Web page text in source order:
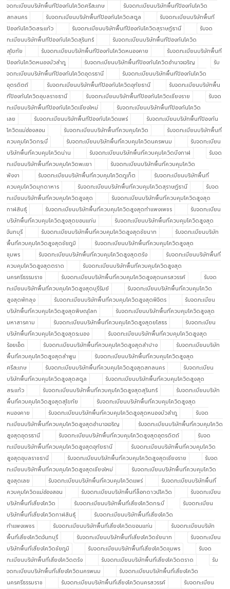
จดทะเบียนบริษัทพื้นทีป้องกันโควิดศรีสะเกษ
รับจดทะเบียนบริษัทพื้นทีป้องกันโควิด
สกลนคร
รับจดทะเบียนบริษัทพื้นทีป้องกันโควิดสตูล
รับจดทะเบียนบริษัทพื้นที
ป้องกันโควิดสระแก้ว
รับจดทะเบียนบริษัทพื้นทีป้องกันโควิดสุราษฎ์ธานี
รับจด
ทะเบียนบริษัทพื้นทีป้องกันโควิดสุรินทร์
รับจดทะเบียนบริษัทพื้นทีป้องกันโควิด
สุโขทัย
รับจดทะเบียนบริษัทพื้นทีป้องกันโควิดหนองคาย
รับจดทะเบียนบริษัทพื้นที
ป้องกันโควิดหนองบัวลำภู
รับจดทะเบียนบริษัทพื้นทีป้องกันโควิดอำนาจเจริญ
รับ
จดทะเบียนบริษัทพื้นทีป้องกันโควิดอุดรธานี
รับจดทะเบียนบริษัทพื้นทีป้องกันโควิด
อุตรดิตถ์
รับจดทะเบียนบริษัทพื้นทีป้องกันโควิดอุทัยธานี
รับจดทะเบียนบริษัทพื้น
ทีป้องกันโควิดอุบลราชธานี
รับจดทะเบียนบริษัทพื้นทีป้องกันโควิดเชียงราย
รับจด
ทะเบียนบริษัทพื้นทีป้องกันโควิดเชียงใหม่
รับจดทะเบียนบริษัทพื้นทีป้องกันโควิด
เลย
รับจดทะเบียนบริษัทพื้นทีป้องกันโควิดแพร่
รับจดทะเบียนบริษัทพื้นทีป้องกัน
โควิดแม่ฮ่องสอน
รับจดทะเบียนบริษัทพื้นที่ควบคุมโควิด
รับจดทะเบียนบริษัทพื้นที่
ควบคุมโควิดกระบี่
รับจดทะเบียนบริษัทพื้นที่ควบคุมโควิดนครพนม
รับจดทะเบียน
บริษัทพื้นที่ควบคุมโควิดน่าน
รับจดทะเบียนบริษัทพื้นที่ควบคุมโควิดบึงกาฬ
รับจด
ทะเบียนบริษัทพื้นที่ควบคุมโควิดพะเยา
รับจดทะเบียนบริษัทพื้นที่ควบคุมโควิด
พังงา
รับจดทะเบียนบริษัทพื้นที่ควบคุมโควิดภูเก็ต
รับจดทะเบียนบริษัทพื้นที่
ควบคุมโควิดมุกดาหาร
รับจดทะเบียนบริษัทพื้นที่ควบคุมโควิดสุราษฎ์ธานี
รับจด
ทะเบียนบริษัทพื้นที่ควบคุมโควิดสูงสุด
รับจดทะเบียนบริษัทพื้นที่ควบคุมโควิดสูงสุด
กาฬสินธุ์
รับจดทะเบียนบริษัทพื้นที่ควบคุมโควิดสูงสุดกำแพงเพชร
รับจดทะเบียน
บริษัทพื้นที่ควบคุมโควิดสูงสุดขอนแก่น
รับจดทะเบียนบริษัทพื้นที่ควบคุมโควิดสูงสุด
จันทบุรี
รับจดทะเบียนบริษัทพื้นที่ควบคุมโควิดสูงสุดชัยนาท
รับจดทะเบียนบริษัท
พื้นที่ควบคุมโควิดสูงสุดชัยภูมิ
รับจดทะเบียนบริษัทพื้นที่ควบคุมโควิดสูงสุด
ชุมพร
รับจดทะเบียนบริษัทพื้นที่ควบคุมโควิดสูงสุดตรัง
รับจดทะเบียนบริษัทพื้นที่
ควบคุมโควิดสูงสุดตราด
รับจดทะเบียนบริษัทพื้นที่ควบคุมโควิดสูงสุด
นครศรีธรรมราช
รับจดทะเบียนบริษัทพื้นที่ควบคุมโควิดสูงสุดนครสวรรค์
รับจด
ทะเบียนบริษัทพื้นที่ควบคุมโควิดสูงสุดบุรีรัมย์
รับจดทะเบียนบริษัทพื้นที่ควบคุมโควิด
สูงสุดพัทลุง
รับจดทะเบียนบริษัทพื้นที่ควบคุมโควิดสูงสุดพิจิตร
รับจดทะเบียน
บริษัทพื้นที่ควบคุมโควิดสูงสุดพิษณุโลก
รับจดทะเบียนบริษัทพื้นที่ควบคุมโควิดสูงสุด
มหาสารคาม
รับจดทะเบียนบริษัทพื้นที่ควบคุมโควิดสูงสุดยโสธร
รับจดทะเบียน
บริษัทพื้นที่ควบคุมโควิดสูงสุดระนอง
รับจดทะเบียนบริษัทพื้นที่ควบคุมโควิดสูงสุด
ร้อยเอ็ด
รับจดทะเบียนบริษัทพื้นที่ควบคุมโควิดสูงสุดลำปาง
รับจดทะเบียนบริษัท
พื้นที่ควบคุมโควิดสูงสุดลำพูน
รับจดทะเบียนบริษัทพื้นที่ควบคุมโควิดสูงสุด
ศรีสะเกษ
รับจดทะเบียนบริษัทพื้นที่ควบคุมโควิดสูงสุดสกลนคร
รับจดทะเบียน
บริษัทพื้นที่ควบคุมโควิดสูงสุดสตูล
รับจดทะเบียนบริษัทพื้นที่ควบคุมโควิดสูงสุด
สระแก้ว
รับจดทะเบียนบริษัทพื้นที่ควบคุมโควิดสูงสุดสุรินทร์
รับจดทะเบียนบริษัท
พื้นที่ควบคุมโควิดสูงสุดสุโขทัย
รับจดทะเบียนบริษัทพื้นที่ควบคุมโควิดสูงสุด
หนองคาย
รับจดทะเบียนบริษัทพื้นที่ควบคุมโควิดสูงสุดหนองบัวลำภู
รับจด
ทะเบียนบริษัทพื้นที่ควบคุมโควิดสูงสุดอำนาจเจริญ
รับจดทะเบียนบริษัทพื้นที่ควบคุมโควิด
สูงสุดอุดรธานี
รับจดทะเบียนบริษัทพื้นที่ควบคุมโควิดสูงสุดอุตรดิตถ์
รับจด
ทะเบียนบริษัทพื้นที่ควบคุมโควิดสูงสุดอุทัยธานี
รับจดทะเบียนบริษัทพื้นที่ควบคุมโควิด
สูงสุดอุบลราชธานี
รับจดทะเบียนบริษัทพื้นที่ควบคุมโควิดสูงสุดเชียงราย
รับจด
ทะเบียนบริษัทพื้นที่ควบคุมโควิดสูงสุดเชียงใหม่
รับจดทะเบียนบริษัทพื้นที่ควบคุมโควิด
สูงสุดเลย
รับจดทะเบียนบริษัทพื้นที่ควบคุมโควิดแพร่
รับจดทะเบียนบริษัทพื้นที่
ควบคุมโควิดแม่ฮ่องสอน
รับจดทะเบียนบริษัทพื้นที่ล็อกดาวน์โควิด
รับจดทะเบียน
บริษัทพื้นที่เสี่ยงโควิด
รับจดทะเบียนบริษัทพื้นที่เสี่ยงโควิดกระบี่
รับจดทะเบียน
บริษัทพื้นที่เสี่ยงโควิดกาฬสินธุ์
รับจดทะเบียนบริษัทพื้นที่เสี่ยงโควิด
กำแพงเพชร
รับจดทะเบียนบริษัทพื้นที่เสี่ยงโควิดขอนแก่น
รับจดทะเบียนบริษัท
พื้นที่เสี่ยงโควิดจันทบุรี
รับจดทะเบียนบริษัทพื้นที่เสี่ยงโควิดชัยนาท
รับจดทะเบียน
บริษัทพื้นที่เสี่ยงโควิดชัยภูมิ
รับจดทะเบียนบริษัทพื้นที่เสี่ยงโควิดชุมพร
รับจด
ทะเบียนบริษัทพื้นที่เสี่ยงโควิดตรัง
รับจดทะเบียนบริษัทพื้นที่เสี่ยงโควิดตราด
รับ
จดทะเบียนบริษัทพื้นที่เสี่ยงโควิดนครพนม
รับจดทะเบียนบริษัทพื้นที่เสี่ยงโควิด
นครศรีธรรมราช
รับจดทะเบียนบริษัทพื้นที่เสี่ยงโควิดนครสวรรค์
รับจดทะเบียน